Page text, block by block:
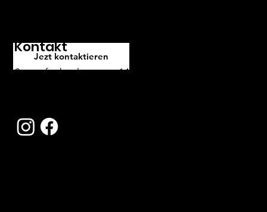
Jezt kontaktieren
Kontakt
Stampfenbachstrasse 146, 8006 Zürich